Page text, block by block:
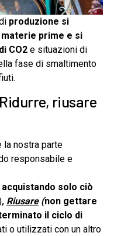
produzione si
prime e si
CO2e situazioni di
fase di smaltimento
riusare
la nostra parte
responsabile e
solo ciò
, Riusare(non gettare
il ciclo di
o utilizzati con un altro